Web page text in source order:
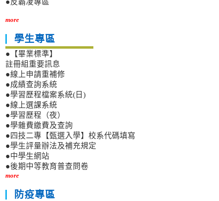
●反霸凌專區
more
學生專區
●【畢業標準】
註冊組重要訊息
●線上申請重補修
●成績查詢系統
●學習歷程檔案系統(日)
●線上選課系統
●學習歷程（夜）
●學雜費繳費及查詢
●四技二專【甄選入學】校系代碼填寫
●學生評量辦法及補充規定
●中學生網站
●後期中等教育普查問卷
more
防疫專區